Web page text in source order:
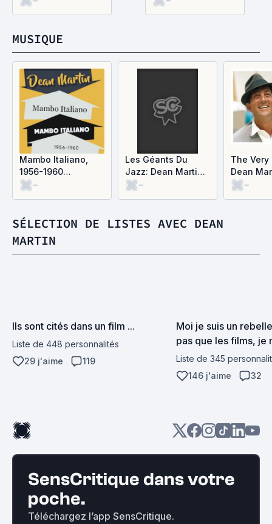
MUSIQUE
Mambo Italiano,
1956-1960
(Remastered)
-
Les Géants Du
Jazz: Dean Martin
Sings (Digital
-
The Very
Dean
-
SÉLECTION DE LISTES AVEC DEAN
MARTIN
Ils sont cités dans un film ...
Liste de 448 personnalités
29 j'aime
119
Moi je suis un
pas que les films, je
acteurs aussi.
Liste de 345
146 j'aime
32
SensCritique dans votre
poche.
Téléchargez l’app SensCritique.